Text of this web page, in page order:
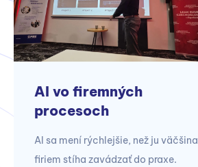
AI vo firemných
procesoch
AI sa mení rýchlejšie, než ju väčšina
firiem stíha zavádzať do praxe.